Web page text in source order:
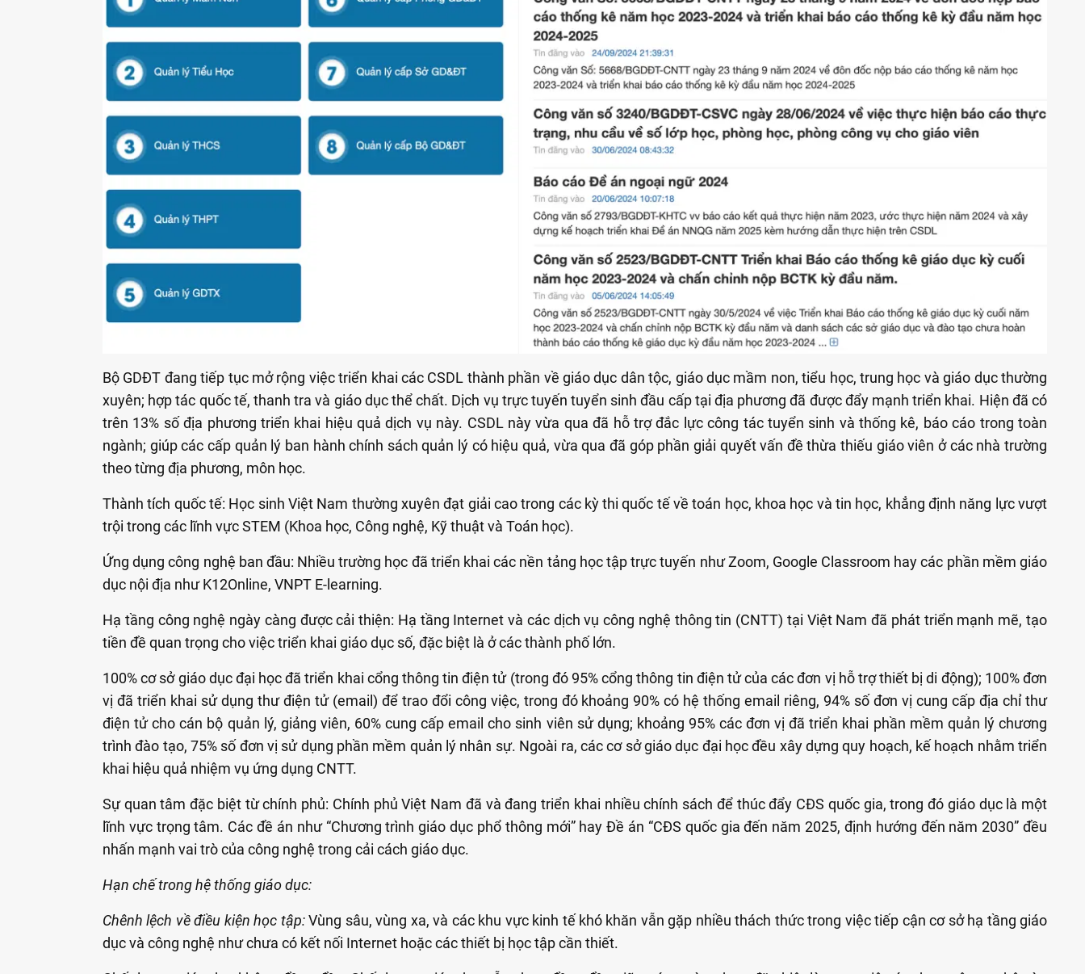
Bộ GDĐT đang tiếp tục mở rộng việc triển khai các CSDL thành phần về giáo dục dân tộc, giáo dục mầm non, tiểu học, trung học và giáo dục thường
xuyên; hợp tác quốc tế, thanh tra và giáo dục thể chất. Dịch vụ trực tuyến tuyển sinh đầu cấp tại địa phương đã được đẩy mạnh triển khai. Hiện đã có
trên 13% số địa phương triển khai hiệu quả dịch vụ này. CSDL này vừa qua đã hỗ trợ đắc lực công tác tuyển sinh và thống kê, báo cáo trong toàn
ngành; giúp các cấp quản lý ban hành chính sách quản lý có hiệu quả, vừa qua đã góp phần giải quyết vấn đề thừa thiếu giáo viên ở các nhà trường
theo từng địa phương, môn học.
Thành tích quốc tế: Học sinh Việt Nam thường xuyên đạt giải cao trong các kỳ thi quốc tế về toán học, khoa học và tin học, khẳng định năng lực vượt
trội trong các lĩnh vực STEM (Khoa học, Công nghệ, Kỹ thuật và Toán học).
Ứng dụng công nghệ ban đầu: Nhiều trường học đã triển khai các nền tảng học tập trực tuyến như Zoom, Google Classroom hay các phần mềm giáo
dục nội địa như K12Online, VNPT E-learning.
Hạ tầng công nghệ ngày càng được cải thiện: Hạ tầng Internet và các dịch vụ công nghệ thông tin (CNTT) tại Việt Nam đã phát triển mạnh mẽ, tạo
tiền đề quan trọng cho việc triển khai giáo dục số, đặc biệt là ở các thành phố lớn.
100% cơ sở giáo dục đại học đã triển khai cổng thông tin điện tử (trong đó 95% cổng thông tin điện tử của các đơn vị hỗ trợ thiết bị di động); 100% đơn
vị đã triển khai sử dụng thư điện tử (email) để trao đổi công việc, trong đó khoảng 90% có hệ thống email riêng, 94% số đơn vị cung cấp địa chỉ thư
điện tử cho cán bộ quản lý, giảng viên, 60% cung cấp email cho sinh viên sử dụng; khoảng 95% các đơn vị đã triển khai phần mềm quản lý chương
trình đào tạo, 75% số đơn vị sử dụng phần mềm quản lý nhân sự. Ngoài ra, các cơ sở giáo dục đại học đều xây dựng quy hoạch, kế hoạch nhằm triển
khai hiệu quả nhiệm vụ ứng dụng CNTT.
Sự quan tâm đặc biệt từ chính phủ: Chính phủ Việt Nam đã và đang triển khai nhiều chính sách để thúc đẩy CĐS quốc gia, trong đó giáo dục là một
lĩnh vực trọng tâm. Các đề án như “Chương trình giáo dục phổ thông mới” hay Đề án “CĐS quốc gia đến năm 2025, định hướng đến năm 2030” đều
nhấn mạnh vai trò của công nghệ trong cải cách giáo dục.
Hạn chế trong hệ thống giáo dục:
Chênh lệch về điều kiện học tập:Vùng sâu, vùng xa, và các khu vực kinh tế khó khăn vẫn gặp nhiều thách thức trong việc tiếp cận cơ sở hạ tầng giáo
dục và công nghệ như chưa có kết nối Internet hoặc các thiết bị học tập cần thiết.